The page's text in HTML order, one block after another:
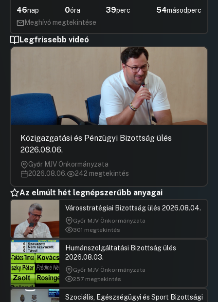
46nap 0óra 39perc 54másodperc
Meghívó megtekintése
Legfrissebb videó
Közigazgatási és Pénzügyi Bizottság ülés
2026.08.06.
Győr MJV Önkormányzata
2026.08.06.
242 megtekintés
Az elmúlt hét legnépszerűbb anyagai
Városstratégiai Bizottság ülés 2026.08.04.
Győr MJV Önkormányzata
301 megtekintés
Humánszolgáltatási Bizottság ülés
2026.08.03.
Győr MJV Önkormányzata
257 megtekintés
Szociális, Egészségügyi és Sport Bizottsági